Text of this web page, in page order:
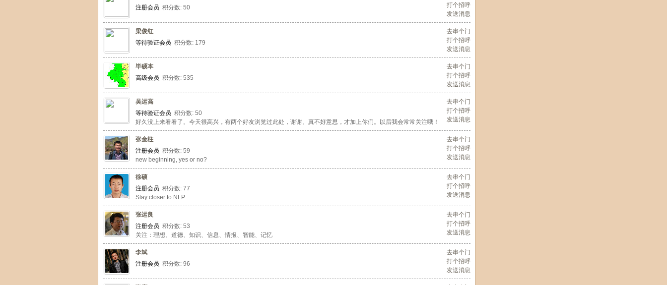
打个招呼
发送消息
注册会员 积分数: 50
去串个门
打个招呼
发送消息
梁俊红
等待验证会员 积分数: 179
去串个门
打个招呼
发送消息
毕硕本
高级会员 积分数: 535
去串个门
打个招呼
发送消息
吴运高
等待验证会员 积分数: 50
好久没上来看看了。今天很高兴，有两个好友浏览过此处，谢谢。真不好意思，才加上你们。以后我会常常关注哦！
去串个门
打个招呼
发送消息
张金柱
注册会员 积分数: 59
new beginning, yes or no?
去串个门
打个招呼
发送消息
徐硕
注册会员 积分数: 77
Stay closer to NLP
去串个门
打个招呼
发送消息
张运良
注册会员 积分数: 53
关注：理想、道德、知识、信息、情报、智能、记忆
去串个门
打个招呼
发送消息
李斌
注册会员 积分数: 96